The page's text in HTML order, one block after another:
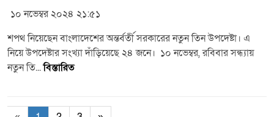
১০ নভেম্বর ২০২৪ ২১:৫১
শপথ নিয়েছেন বাংলাদেশের অন্তর্বর্তী সরকারের নতুন তিন উপদেষ্টা। এ
নিয়ে উপদেষ্টার সংখ্যা দাঁড়িয়েছে ২৪ জনে। ১০ নভেম্বর, রবিবার সন্ধ্যায়
নতুন তি...বিস্তারিত